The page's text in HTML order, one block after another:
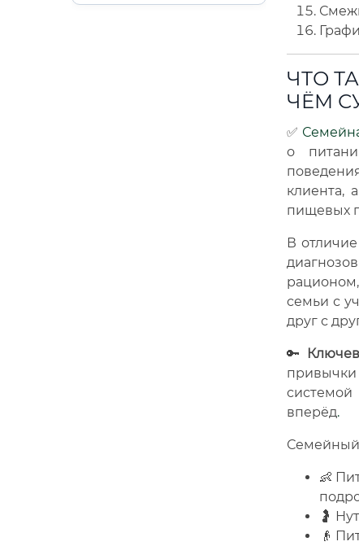
ЧТО
ЧЁМ
✅
о
клиента,
пищевых
В
семьи с
друг с
🔑
привычки
вперёд.
Семейный
👶
🤰
👴